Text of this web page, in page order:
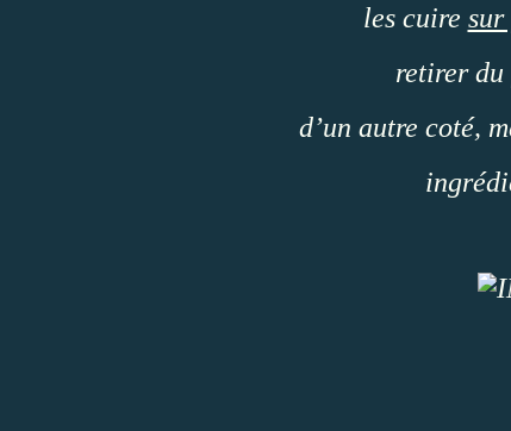
les cuire sur
retirer du
d’un autre coté,